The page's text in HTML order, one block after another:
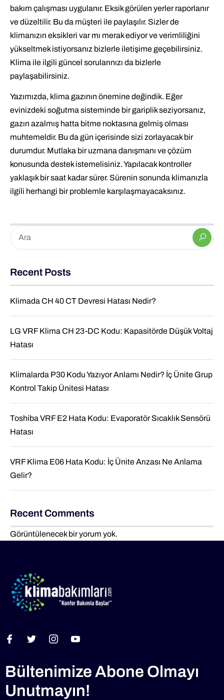
bakım çalışması uygulanır. Eksik görülen yerler raporlanır
ve düzeltilir. Bu da müşteri ile paylaşılır. Sizler de
klimanızın eksikleri var mı merak ediyor ve verimliliğini
yükseltmek istiyorsanız bizlerle iletişime geçebilirsiniz.
Klima ile ilgili güncel sorularınızı da bizlerle
paylaşabilirsiniz.
Yazımızda, klima gazının önemine değindik. Eğer
evinizdeki soğutma sisteminde bir gariplik seziyorsanız,
gazın azalmış hatta bitme noktasına gelmiş olması
muhtemeldir. Bu da gün içerisinde sizi zorlayacak bir
durumdur. Mutlaka bir uzmana danışmanı ve çözüm
konusunda destek istemelisiniz. Yapılacak kontroller
yaklaşık bir saat kadar sürer. Sürenin sonunda klimanızla
ilgili herhangi bir problemle karşılaşmayacaksınız.
Recent Posts
Klimada CH 40 CT Devresi Hatası Nedir?
LG VRF Klima CH 23-DC Kodu: Kapasitörde Düşük Voltaj
Hatası
Klimalarda P30 Kodu Yazıyor Anlamı Nedir? İç Ünite Grup
Kontrol Takip Ünitesi Hatası
Toshiba VRF E2 Hata Kodu: Evaporatör Sıcaklık Sensörü
Hatası
VRF Klima E06 Hata Kodu: İç Ünite Arızası Ne Anlama
Gelir?
Recent Comments
Görüntülenecek bir yorum yok.
Bültenimize Abone Olmayı
Unutmayın!